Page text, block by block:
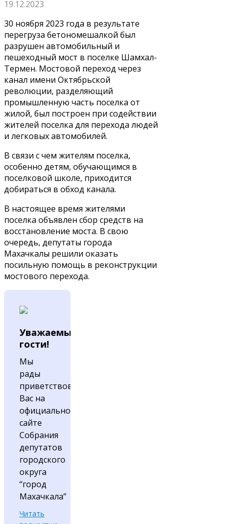
19.12.2023
30 ноября 2023 года в результате
перегруза бетономешалкой был
разрушен автомобильный и
пешеходный мост в поселке Шамхал-
Термен. Мостовой переход через
канал имени Октябрьской
революции, разделяющий
промышленную часть поселка от
жилой, был построен при содействии
жителей поселка для перехода людей
и легковых автомобилей.
В связи с чем жителям поселка,
особенно детям, обучающимся в
поселковой школе, приходится
добираться в обход канала.
В настоящее время жителями
поселка объявлен сбор средств на
восстановление моста. В свою
очередь, депутаты города
Махачкалы решили оказать
посильную помощь в реконструкции
мостового перехода.
Уважаемые
гости!
Мы
рады
приветствовать
Вас на
официальном
сайте
Собрания
депутатов
городского
округа
“город
Махачкала”
Читать